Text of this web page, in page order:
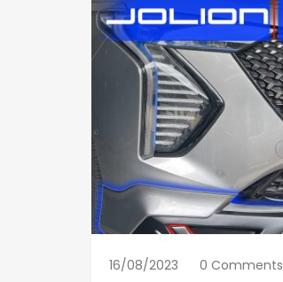
16/08/2023 0 Comments